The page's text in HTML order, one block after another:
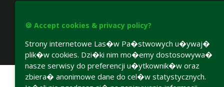
Accesibility declaration
🍪 Accept cookies & privacy policy?
Strony internetowe Las�w Pa�stwowych u�ywaj�
plik�w cookies. Dzi�ki nim mo�emy dostosowywa�
nasze serwisy do preferencji u�ytkownik�w oraz
zbiera� anonimowe dane do cel�w statystycznych.